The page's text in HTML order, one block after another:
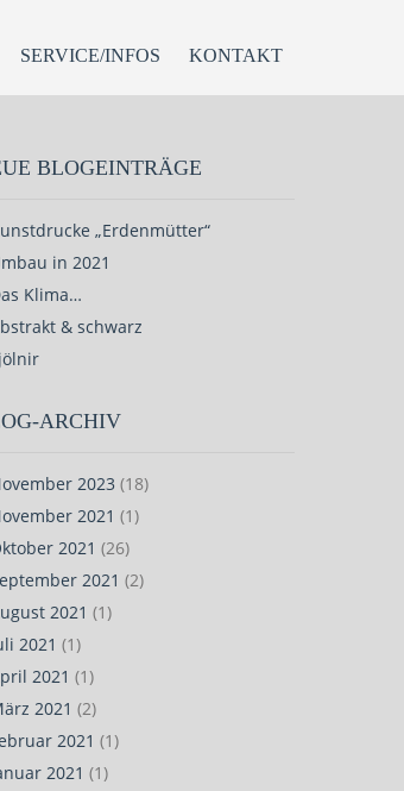
SERVICE/INFOS KONTAKT
BLOGEINTRÄGE
„Erdenmütter“
in 2021
Klima…
& schwarz
ARCHIV
2023 (18)
2021 (1)
2021 (26)
2021 (2)
2021 (1)
2021 (1)
2021 (1)
2021 (2)
2021 (1)
2021 (1)